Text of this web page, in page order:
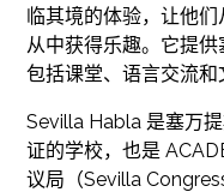
临其境的体验，让他
从中获得乐趣。它提供
包括课堂、语言交流和
Sevilla Habla 是塞万
证的学校，也是
议局（Sevilla